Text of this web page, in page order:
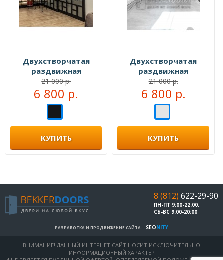
Двухстворчатая
раздвижная
перегородка №104333
21 000 р.
6 800 р.
КУПИТЬ
Двухстворчатая
раздвижная
перегородка №104999
21 000 р.
6 800 р.
КУПИТЬ
8 (812) 622-29-90
ПН-ПТ 9:00-22:00,
СБ-ВС 9:00-20:00
РАЗРАБОТКА И ПРОДВИЖЕНИЕ САЙТА: SEONITY
ВНИМАНИЕ! ДАННЫЙ ИНТЕРНЕТ-САЙТ НОСИТ ИСКЛЮЧИТЕЛЬНО
ИНФОРМАЦИОННЫЙ ХАРАКТЕР